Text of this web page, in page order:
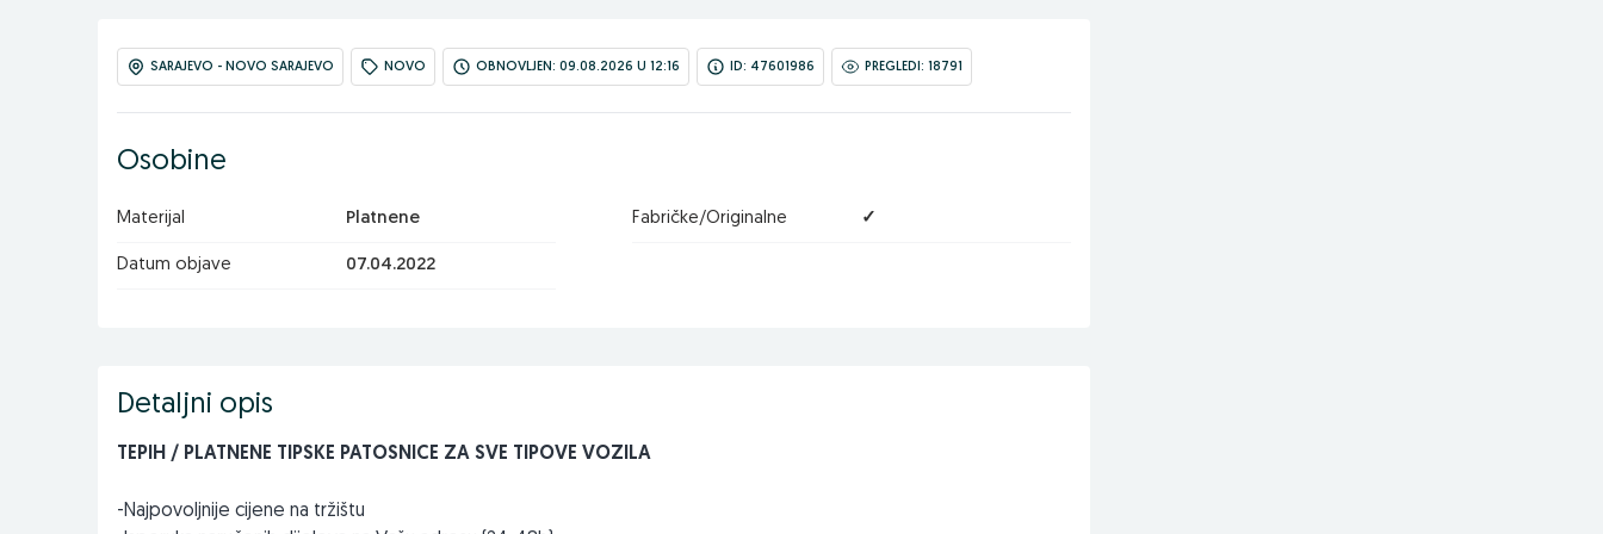
SARAJEVO - NOVO SARAJEVO NOVO OBNOVLJEN: 09.08.2026 U 12:16 ID: 47601986 PREGLEDI: 18791
Osobine
Materijal Platnene Fabričke/Originalne ✓
Datum objave 07.04.2022
Detaljni opis
TEPIH / PLATNENE TIPSKE PATOSNICE ZA SVE TIPOVE VOZILA
-Najpovoljnije cijene na tržištu